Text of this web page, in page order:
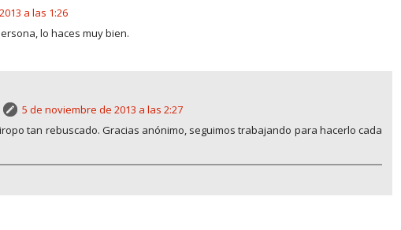
a las 1:26
lo haces muy bien.
5 de noviembre de 2013 a las 2:27
tan rebuscado. Gracias anónimo, seguimos trabajando para hacerlo cada